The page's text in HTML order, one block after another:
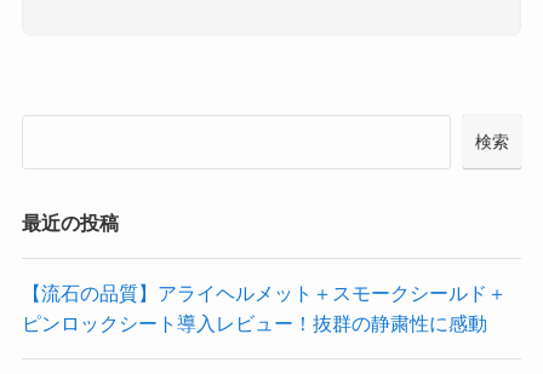
検索
最近の投稿
【流石の品質】アライヘルメット＋スモークシールド＋
ピンロックシート導入レビュー！抜群の静粛性に感動